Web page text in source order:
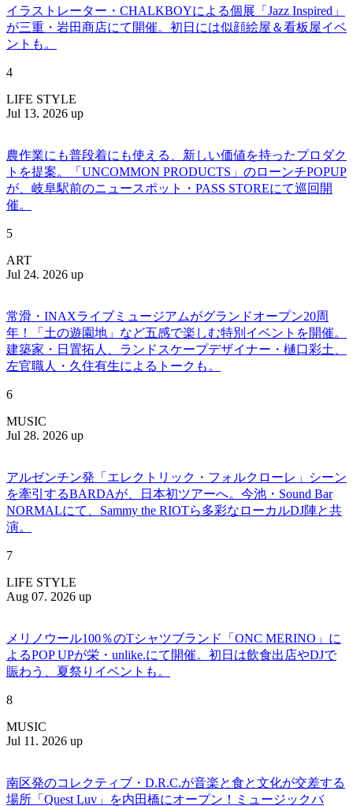
イラストレーター・CHALKBOYによる個展「Jazz Inspired」
が三重・岩田商店にて開催。初日には似顔絵屋＆看板屋イベ
ントも。
4
LIFE STYLE
Jul 13. 2026 up
農作業にも普段着にも使える、新しい価値を持ったプロダク
トを提案。「UNCOMMON PRODUCTS」のローンチPOPUP
が、岐阜駅前のニュースポット・PASS STOREにて巡回開
催。
5
ART
Jul 24. 2026 up
常滑・INAXライブミュージアムがグランドオープン20周
年！「土の遊園地」など五感で楽しむ特別イベントを開催。
建築家・日置拓人、ランドスケープデザイナー・樋口彩土、
左官職人・久住有生によるトークも。
6
MUSIC
Jul 28. 2026 up
アルゼンチン発「エレクトリック・フォルクローレ」シーン
を牽引するBARDAが、日本初ツアーへ。今池・Sound Bar
NORMALにて、Sammy the RIOTら多彩なローカルDJ陣と共
演。
7
LIFE STYLE
Aug 07. 2026 up
メリノウール100％のTシャツブランド「ONC MERINO」に
よるPOP UPが栄・unlike.にて開催。初日は飲食出店やDJで
賑わう、夏祭りイベントも。
8
MUSIC
Jul 11. 2026 up
南区発のコレクティブ・D.R.C.が⾳楽と⾷と⽂化が交差する
場所「Quest Luv」を内田橋にオープン！ミュージックバ